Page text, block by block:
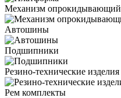
Механизм опрокидывающий
Автошины
Подшипники
Резино-технические изделия
Рем комплекты